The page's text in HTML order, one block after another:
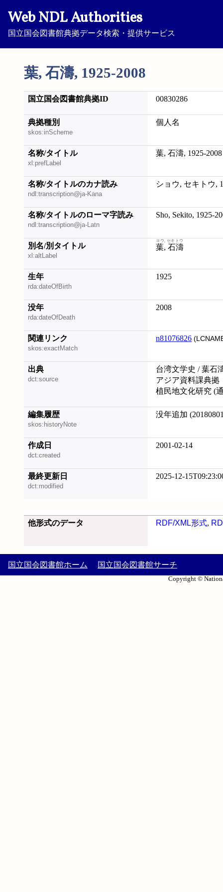
Web NDL Authorities
国立国会図書館典拠データ検索・提供サービス
葉, 石濤, 1925-2008
国立国会図書館典拠ID 00830286
典拠種別
skos:inScheme
個人名
名称/タイトル
xl:prefLabel
葉, 石濤, 1925-2008
名称/タイトルのカナ読み
ndl:transcription@ja-Kana
ショウ, セキトウ,
名称/タイトルのローマ字読み
ndl:transcription@ja-Latn
Sho, Sekito, 1925-
別名/別タイトル
xl:altLabel
葉, 石濤
ヨウ, セキトウ
生年
rda:dateOfBirth
1925
没年
rda:dateOfDeath
2008
関連リンク
skos:exactMatch
n81076826
出典
dct:source
台湾文学史 / 葉石
アジア資料課典拠
植民地文化研究 (
編集履歴
skos:historyNote
没年追加
作成日
dct:created
2001-02-14
最終更新日
dct:modified
2025-12-
他形式のデータ RDF/XML形式,
国立国会図書館ホーム 国立国会図書館サーチ
Copyright ©